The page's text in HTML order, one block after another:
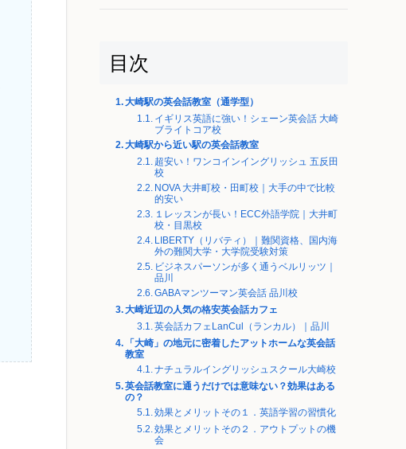
目次
大崎駅の英会話教室（通学型）
イギリス英語に強い！シェーン英会話 大崎
ブライトコア校
大崎駅から近い駅の英会話教室
超安い！ワンコインイングリッシュ 五反田
校
NOVA 大井町校・田町校｜大手の中で比較
的安い
１レッスンが長い！ECC外語学院｜大井町
校・目黒校
LIBERTY（リバティ）｜難関資格、国内海
外の難関大学・大学院受験対策
ビジネスパーソンが多く通うベルリッツ｜
品川
GABAマンツーマン英会話 品川校
大崎近辺の人気の格安英会話カフェ
英会話カフェLanCul（ランカル）｜品川
「大崎」の地元に密着したアットホームな英会話
教室
ナチュラルイングリッシュスクール大崎校
英会話教室に通うだけでは意味ない？効果はある
の？
効果とメリットその１．英語学習の習慣化
効果とメリットその２．アウトプットの機
会